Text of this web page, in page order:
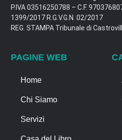
P.IVA 03516250788 – C.F.
1399/2017 R.G.V.G.N. 02/2017
REG. STAMPA Tribunale di
PAGINE WEB
Home
Chi Siamo
Servizi